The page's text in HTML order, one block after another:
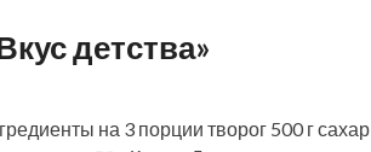
детства»
на 3 порции творог 500 г сахар